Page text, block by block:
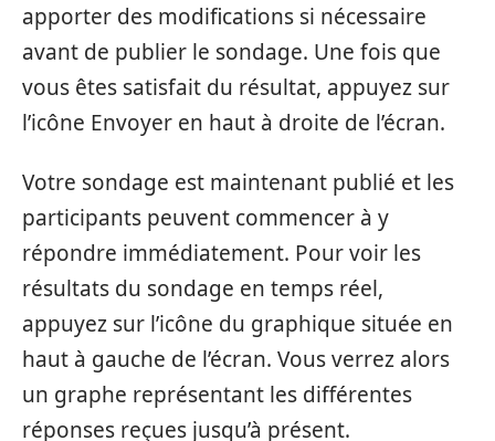
apporter des modifications si nécessaire
avant de publier le sondage. Une fois que
vous êtes satisfait du résultat, appuyez sur
l’icône Envoyer en haut à droite de l’écran.
Votre sondage est maintenant publié et les
participants peuvent commencer à y
répondre immédiatement. Pour voir les
résultats du sondage en temps réel,
appuyez sur l’icône du graphique située en
haut à gauche de l’écran. Vous verrez alors
un graphe représentant les différentes
réponses reçues jusqu’à présent.